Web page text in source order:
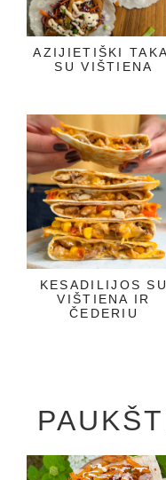
AZIJIETIŠKI
SU VIŠTIENA
KESADILIJOS SU
VIŠTIENA IR
ČEDERIU